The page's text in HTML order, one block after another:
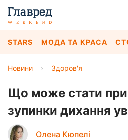
STARS МОДА ТА КРАСА
Новини › Здоров'я
Що може стати
зупинки дихання
Олена Кюпелі